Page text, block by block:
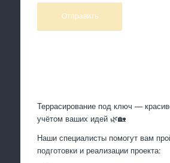
Террасирование под ключ —
учётом ваших идей 🌿🏡
Наши специалисты помогут вам
подготовки и реализации проекта: